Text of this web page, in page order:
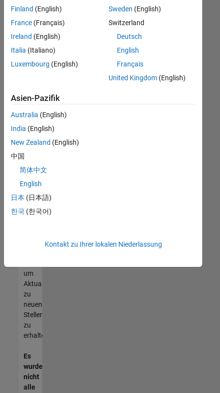
Suchkriterien
weiter
fassen
oder
alle
Stellenangebote
anzeigen .
noch
keine
offenen
Stellen
können,
die
Ihren
entsprechen,
werden
unseres
um
Aktualisierungen
zu
neuen
Stellenangeboten
zu
erhalten.
Es
wurden
nicht
alle
Finland (English)
France (Français)
Ireland (English)
Italia (Italiano)
Luxembourg (English)
Sweden (English)
Switzerland
Deutsch
English
Français
United Kingdom(English)
Asien-Pazifik
Australia (English)
India (English)
New Zealand (English)
中国
简体中文
English
日本 (日本語)
한국 (한국어)
Kontakt zu Ihrer lokalen Niederlassung